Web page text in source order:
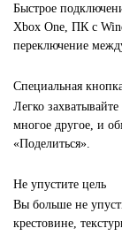
Быстрое
Xbox One, ПК с
переключение
Специальная
Легко
многое другое, и
«Поделиться».
Не упустите цель
Вы больше не
крестовине,